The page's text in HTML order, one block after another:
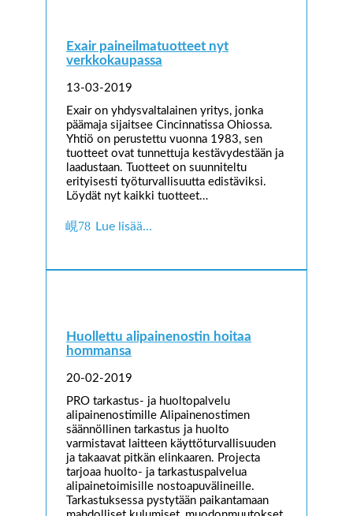
Exair paineilmatuotteet nyt
verkkokaupassa
13-03-2019
Exair on yhdysvaltalainen yritys, jonka
päämaja sijaitsee Cincinnatissa Ohiossa.
Yhtiö on perustettu vuonna 1983, sen
tuotteet ovat tunnettuja kestävydestään ja
laadustaan. Tuotteet on suunniteltu
erityisesti työturvallisuutta edistäviksi.
Löydät nyt kaikki tuotteet…
Lue lisää…
Huollettu alipainenostin hoitaa
hommansa
20-02-2019
PRO tarkastus- ja huoltopalvelu
alipainenostimille Alipainenostimen
säännöllinen tarkastus ja huolto
varmistavat laitteen käyttöturvallisuuden
ja takaavat pitkän elinkaaren. Projecta
tarjoaa huolto- ja tarkastuspalvelua
alipainetoimisille nostoapuvälineille.
Tarkastuksessa pystytään paikantamaan